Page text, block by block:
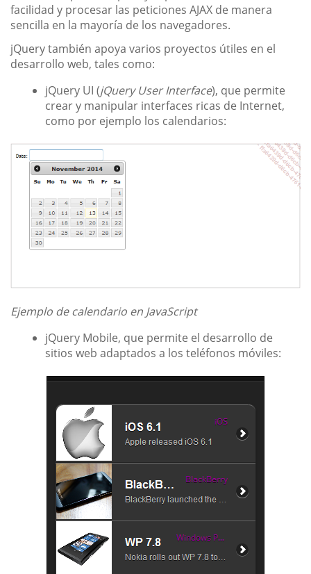
facilidad y procesar las peticiones AJAX de manera
sencilla en la mayoría de los navegadores.
jQuery también apoya varios proyectos útiles en el
desarrollo web, tales como:
jQuery UI (jQuery User Interface), que permite
crear y manipular interfaces ricas de Internet,
como por ejemplo los calendarios:
Ejemplo de calendario en JavaScript
jQuery Mobile, que permite el desarrollo de
sitios web adaptados a los teléfonos móviles: